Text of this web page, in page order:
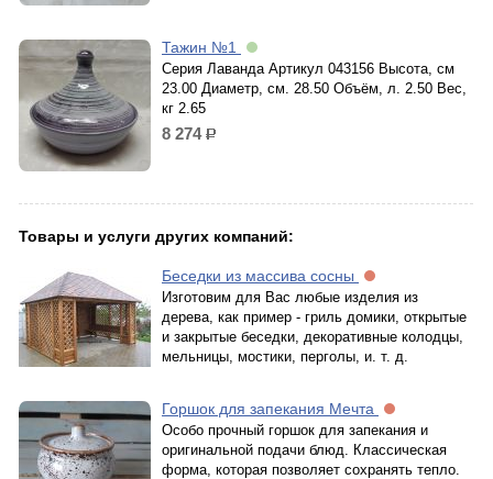
Тажин №1
Серия Лаванда Артикул 043156 Высота, см
23.00 Диаметр, см. 28.50 Объём, л. 2.50 Вес,
кг 2.65
8 274р.
Товары и услуги других компаний:
Беседки из массива сосны
Изготовим для Вас любые изделия из
дерева, как пример - гриль домики, открытые
и закрытые беседки, декоративные колодцы,
мельницы, мостики, перголы, и. т. д.
Горшок для запекания Мечта
Особо прочный горшок для запекания и
оригинальной подачи блюд. Классическая
форма, которая позволяет сохранять тепло.